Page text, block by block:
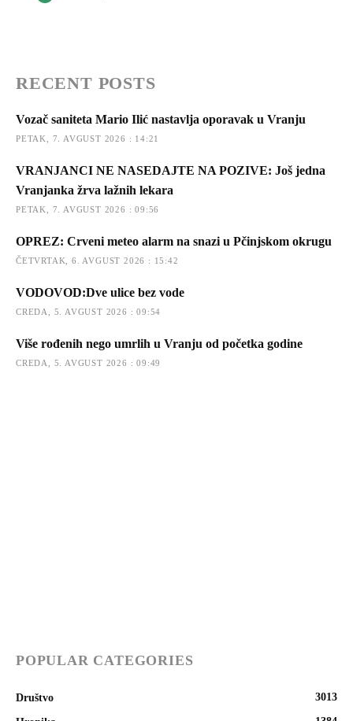
RECENT POSTS
Vozač saniteta Mario Ilić nastavlja oporavak u Vranju
PETAK, 7. AVGUST 2026 : 14:21
VRANJANCI NE NASEDAJTE NA POZIVE: Još jedna
Vranjanka žrva lažnih lekara
PETAK, 7. AVGUST 2026 : 09:56
OPREZ: Crveni meteo alarm na snazi u Pčinjskom okrugu
ČETVRTAK, 6. AVGUST 2026 : 15:42
VODOVOD:Dve ulice bez vode
CREDA, 5. AVGUST 2026 : 09:54
Više rođenih nego umrlih u Vranju od početka godine
CREDA, 5. AVGUST 2026 : 09:49
POPULAR CATEGORIES
Društvo 3013